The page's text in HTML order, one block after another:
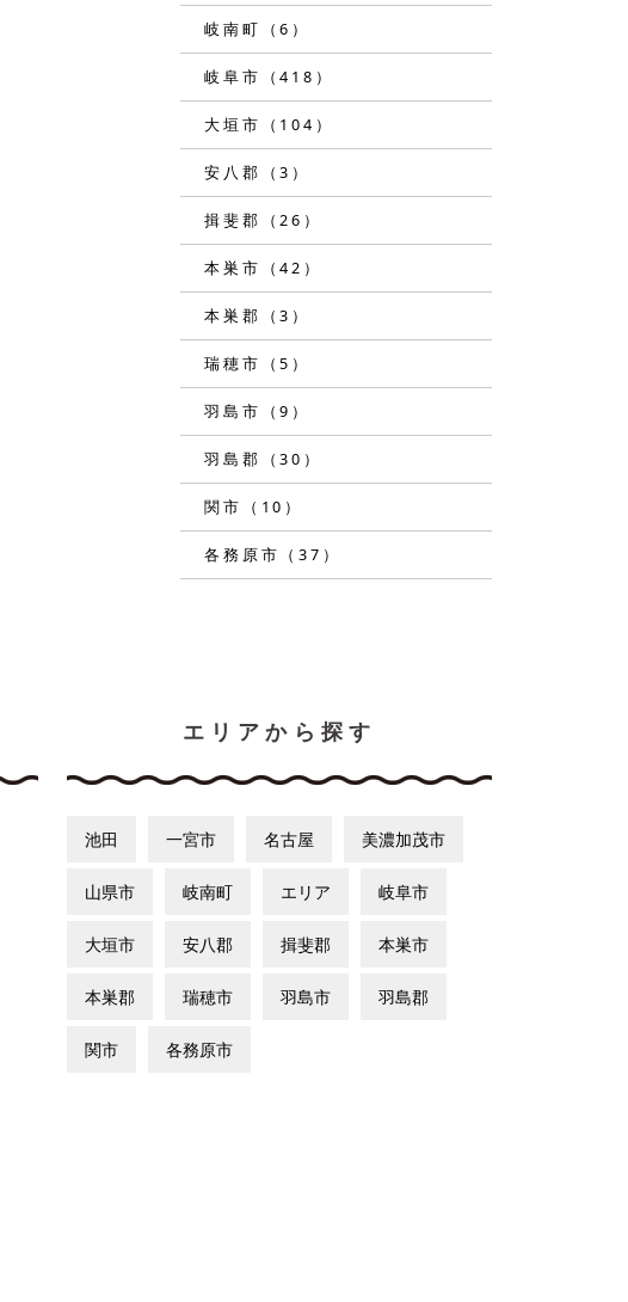
岐南町（6）
岐阜市（418）
大垣市（104）
安八郡（3）
揖斐郡（26）
本巣市（42）
本巣郡（3）
瑞穂市（5）
羽島市（9）
羽島郡（30）
関市（10）
各務原市（37）
エリアから探す
池田 一宮市 名古屋 美濃加茂市
山県市 岐南町 エリア 岐阜市
大垣市 安八郡 揖斐郡 本巣市
本巣郡 瑞穂市 羽島市 羽島郡
関市 各務原市